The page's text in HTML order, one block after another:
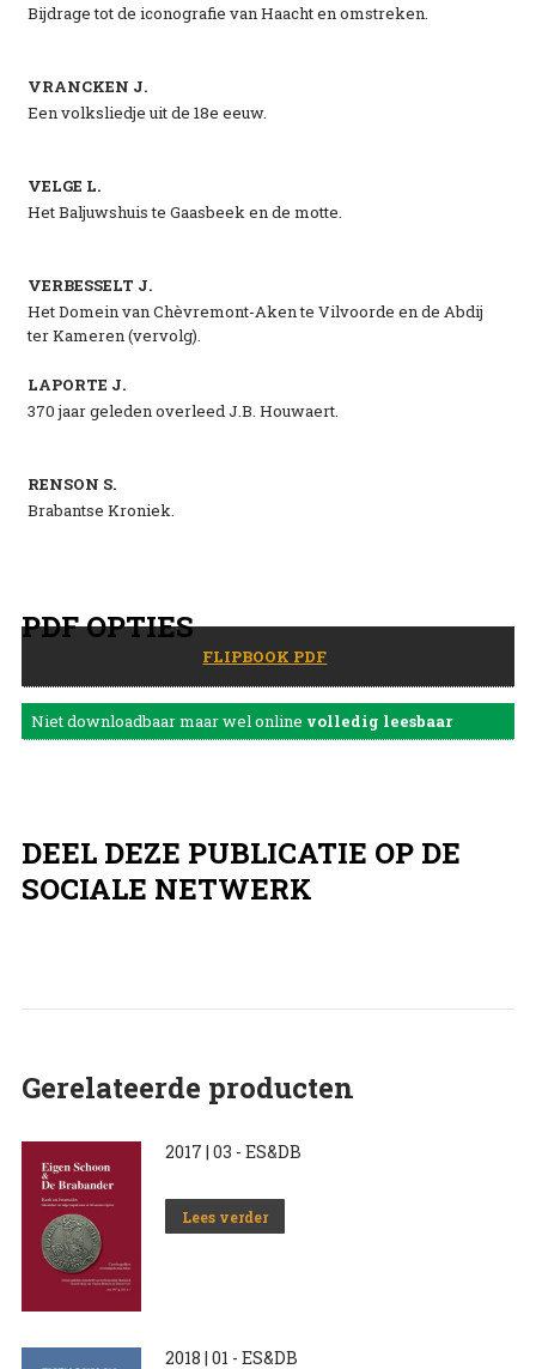
Bijdrage tot de iconografie van Haacht en omstreken.
VRANCKEN J.
Een volksliedje uit de 18e eeuw.
VELGE L.
Het Baljuwshuis te Gaasbeek en de motte.
VERBESSELT J.
Het Domein van Chèvremont-Aken te Vilvoorde en de Abdij
ter Kameren (vervolg).
LAPORTE J.
370 jaar geleden overleed J.B. Houwaert.
RENSON S.
Brabantse Kroniek.
PDF OPTIES
FLIPBOOK PDF
Niet downloadbaar maar wel online volledig leesbaar
DEEL DEZE PUBLICATIE OP DE
SOCIALE NETWERK
Gerelateerde producten
2017 | 03 - ES&DB
Lees verder
2018 | 01 - ES&DB